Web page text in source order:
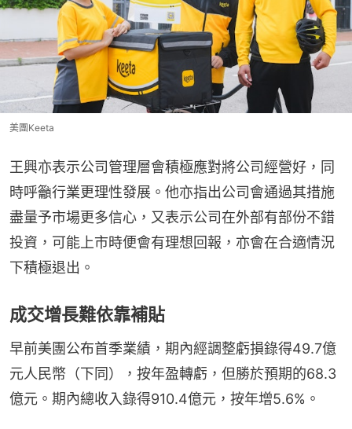
美團Keeta
王興亦表示公司管理層會積極應對將公司經營好，同
時呼籲行業更理性發展。他亦指出公司會通過其措施
盡量予市場更多信心，又表示公司在外部有部份不錯
投資，可能上市時便會有理想回報，亦會在合適情況
下積極退出。
成交增長難依靠補貼
早前美團公布首季業績，期內經調整虧損錄得49.7億
元人民幣（下同），按年盈轉虧，但勝於預期的68.3
億元。期內總收入錄得910.4億元，按年增5.6%。